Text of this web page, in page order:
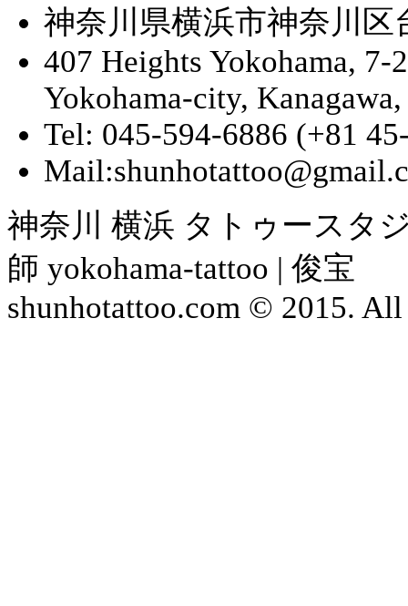
神奈川県横浜市神奈川区
407 Heights Yokohama,
Yokohama-city, Kanagawa,
Tel: 045-594-6886 (+81
神奈川 横浜 タトゥースタ
師 yokohama-tattoo | 俊宝
shunhotattoo.com © 2015. All